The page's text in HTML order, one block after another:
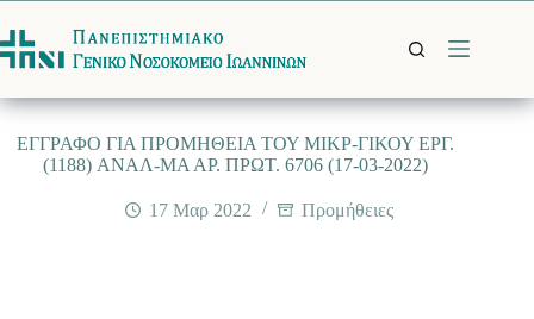
στο
περιεχόμενο
EΓΓΡΑΦΟ ΓΙΑ ΠΡΟΜΗΘΕΙΑ ΤΟΥ ΜΙΚΡ-ΓΙΚΟΥ ΕΡΓ.
(1188) ANΑΛ-ΜΑ ΑΡ. ΠΡΩΤ. 6706 (17-03-2022)
17 Μαρ 2022 Προμήθειες